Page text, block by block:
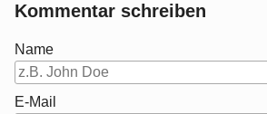
Kommentar schreiben
Name
E-Mail